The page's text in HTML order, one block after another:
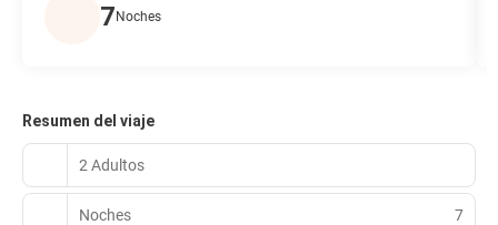
7 Noches
Resumen del viaje
2 Adultos
Noches 7